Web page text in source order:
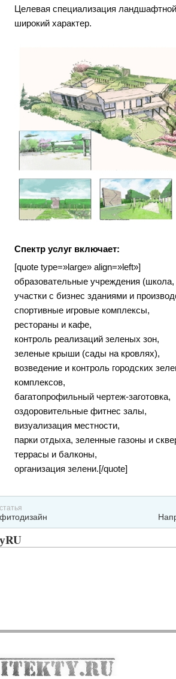
Целевая специализация
широкий характер.
Спектр услуг включает:
[quote type=»large» align=»left»]
образовательные учреждения (школа,
участки с бизнес зданиями и
спортивные игровые комплексы,
рестораны и кафе,
контроль реализаций зеленых зон,
зеленые крыши (сады на кровлях),
возведение и контроль городских
комплексов,
багатопрофильный чертеж-заготовка,
оздоровительные фитнес залы,
визуализация местности,
парки отдыха, зеленные газоны и
террасы и балконы,
организация зелени.[/quote]